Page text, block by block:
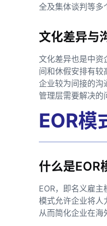
全及集体谈判等多
文化差异与
文化差异也是中资
间和休假安排有较
企业较为间接的沟
管理层需要解决的
EOR模
什么是EOR
EOR，即名义雇
模式允许企业将人
从而简化企业在海